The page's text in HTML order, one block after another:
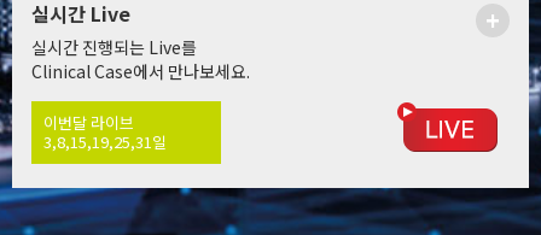
실시간 Live +
실시간 진행되는 Live를
Clinical Case에서 만나보세요.
이번달 라이브
3,8,15,19,25,31일